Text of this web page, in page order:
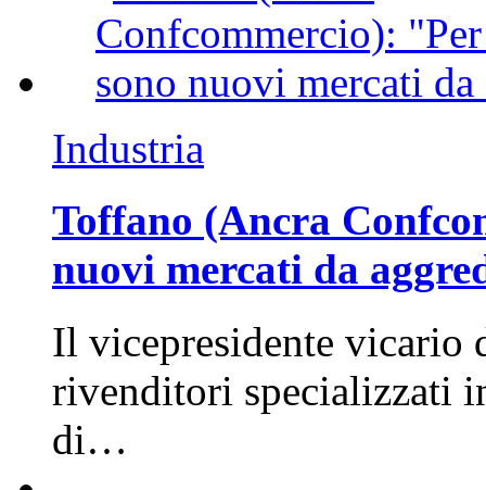
Industria
Toffano (Ancra
nuovi mercati da
Il vicepresidente vicario
rivenditori specializzati
di…